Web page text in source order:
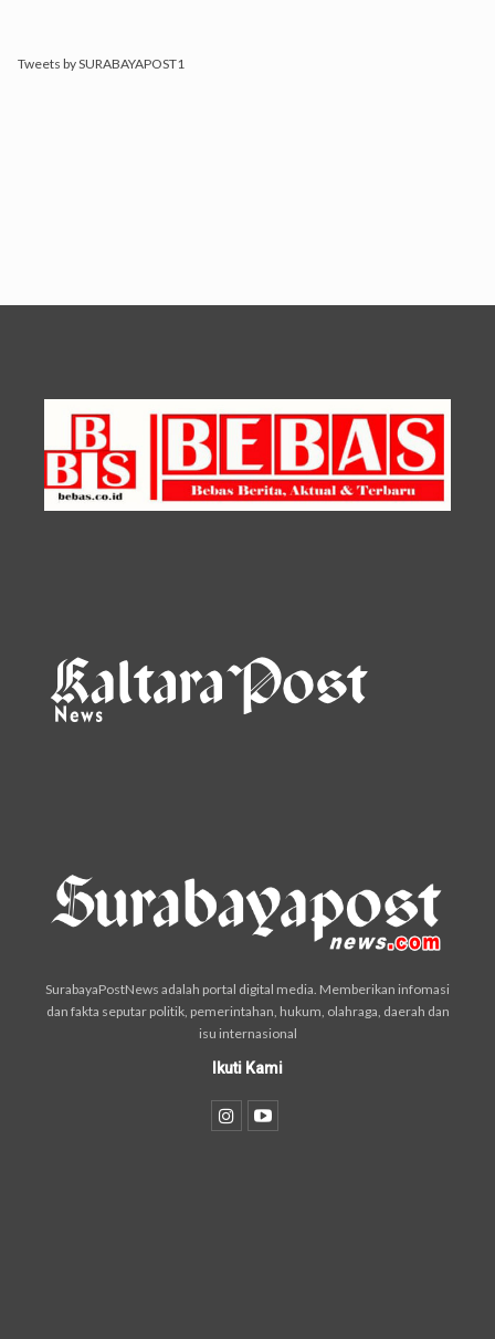
Tweets by SURABAYAPOST1
SurabayaPostNews adalah portal digital media. Memberikan infomasi
dan fakta seputar politik, pemerintahan, hukum, olahraga, daerah dan
isu internasional
Ikuti Kami